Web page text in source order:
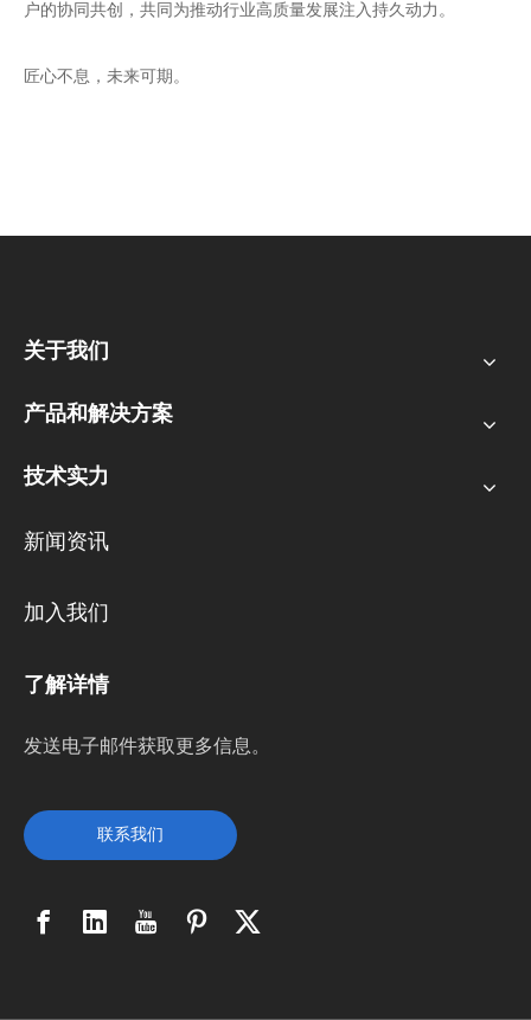
户的协同共创，共同为推动行业高质量发展注入持久动力。
匠心不息，未来可期。
关于我们
产品和解决方案
技术实力
新闻资讯
加入我们
了解详情
发送电子邮件获取更多信息。
联系我们